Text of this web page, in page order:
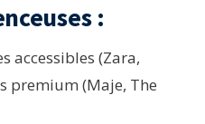
:
accessibles (Zara,
premium (Maje, The